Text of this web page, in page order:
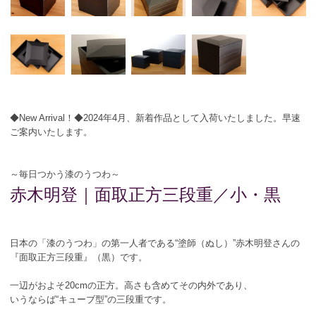
◆New Arrival！◆2024年4月、新着作品として入荷いたしました。早速
ご案内いたします。
～毎日つかう漆のうつわ～
赤木明登｜面取正方三段重／小・黒
日本の「漆のうつわ」の第一人者である“塗師（ぬし）”赤木明登さんの
『面取正方三段重』（黒）です。
一辺がおよそ20cmの正方。高さも含めてその内外であり、
いうならば“キューブ型”の三段重です。